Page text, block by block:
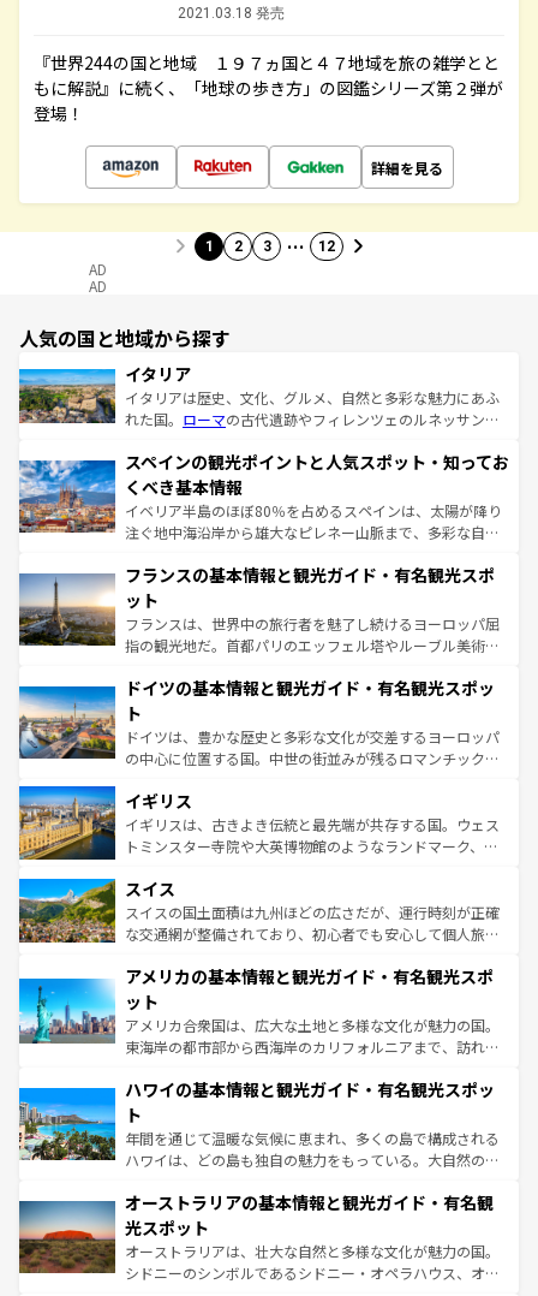
2021.03.18 発売
『世界244の国と地域 １９７ヵ国と４７地域を旅の雑学とと
もに解説』に続く、「地球の歩き方」の図鑑シリーズ第２弾が
登場！
詳細を見る
1 2 3 … 12
AD
AD
人気の国と地域から探す
イタリア
イタリアは歴史、文化、グルメ、自然と多彩な魅力にあふ
れた国。 ローマの古代遺跡やフィレンツェのルネッサンス
ろん、トスカーナの美しい田園風景やアマルフィ海岸の絶
景など、自然景観も見逃せない。観光の合間には、本場の
ピザやパスタなど、絶品のイタリア料理を堪能することも
できる。朝目覚めてから夜眠るまで、すべての瞬間を楽し
なお、新着のイタリア情報はコンテンツ一覧を参照してほ
しい。
スペインの観光ポイントと人気スポット・知ってお
くべき基本情報
イベリア半島のほぼ80％を占めるスペインは、太陽が降り
注ぐ地中海沿岸から雄大なピレネー山脈まで、多彩な自然
文化が根付くこの国では、情熱的なフラメンコ、熱気あふ
れる闘牛、そして美味しいタパスが生活の一部となってい
る。首都マドリードの洗練された雰囲気や、バルセロナの
アートに溢れた街角から、地方では古代ローマ遺跡や中世
せる。地方によって風土や気候が異なるスペインはその個
ンテンツ一覧 を参照してほしい。
フランスの基本情報と観光ガイド・有名観光スポ
ット
フランスは、世界中の旅行者を魅了し続けるヨーロッパ屈
指の観光地だ。首都パリのエッフェル塔やルーブル美術館
で、幅広い魅力が詰まっている。華麗な宮殿、歴史的な大
聖堂、美しいビーチ、そして豊かな自然が、訪れる者を心
から魅了する。また、フランスは美食の国としても知ら
れ、フランス料理はユネスコ無形文化遺産にも登録されて
香り高いラベンダー畑など、多彩な楽しみ方が可能だ。さ
らに、パリ以外の地域にも魅力が溢れており、どの街角に
も豊かな歴史と文化が息づいている。パリ以外の個性あふ
を参照してほしい。
ドイツの基本情報と観光ガイド・有名観光スポッ
ト
ドイツは、豊かな歴史と多彩な文化が交差するヨーロッパ
の中心に位置する国。中世の街並みが残るロマンチック街
顔を持つこの国は、どこを歩いても飽きることがない。ベ
ルリンの文化的活気、バイエルン州のアルプスの絶景、そ
してライン川沿いのワイン畑といった風景は必見。ビール
は、お酒好きな人にはぜひ体験してほしい。 なお、新着の
ドイツ情報はコンテンツ一覧を参照してほしい。
イギリス
イギリスは、古きよき伝統と最先端が共存する国。ウェス
トミンスター寺院や大英博物館のようなランドマーク、歴
リアごとに異なる魅力がある。また、優雅なアフタヌーン
ティー、ビール好きにはたまらない英国パブ、サッカー観
戦など、本場だからこそできる体験も豊富。イギリスを旅
ンツ一覧を参照してほしい。
スイス
スイスの国土面積は九州ほどの広さだが、運行時刻が正確
な交通網が整備されており、初心者でも安心して個人旅行
の建物がそのまま残る町や、スイスならではのユニークな
博物館もあり、アルプス観光だけでなく町歩きも満喫する
ことができる。国民の所得が高いため物価も高いが、旅行
者向けの交通パス提供のサービスもあり、うまく活用すれ
着のスイス情報はコンテンツ一覧を参照してほしい。
アメリカの基本情報と観光ガイド・有名観光スポ
ット
アメリカ合衆国は、広大な土地と多様な文化が魅力の国。
東海岸の都市部から西海岸のカリフォルニアまで、訪れる
のような巨大都市は、観光、ショッピング、エンターテイ
ンメントが詰まった刺激的なスポットだ。一方、アメリカ
西部には大自然が広がり、グランドキャニオンやイエロー
ストーン国立公園といった絶景が堪能できる。さらに、南
文化が魅力。旅行者はアメリカの各地域で異なる魅力を楽
しみながら、その多様性と豊かな歴史を感じることができ
るだろう。車でのロードトリップや列車の旅も、アメリカ
ならではの贅沢な旅のスタイルだ。 なお、新着のアメリカ
情報は コンテンツ一覧 を参照してほしい。
ハワイの基本情報と観光ガイド・有名観光スポッ
ト
年間を通じて温暖な気候に恵まれ、多くの島で構成される
ハワイは、どの島も独自の魅力をもっている。大自然の神
ワイ島は見逃せない。また、定番の観光地といえばオアフ
島だが、静かな自然を求めるならマウイ島やカウアイ島が
おすすめ。エメラルドグリーンに輝く海をはじめ、豊かな
文化や歴史が息づいている。「アロハスピリット」と呼ば
オーストラリアの基本情報と観光ガイド・有名観
光スポット
オーストラリアは、壮大な自然と多様な文化が魅力の国。
シドニーのシンボルであるシドニー・オペラハウス、オー